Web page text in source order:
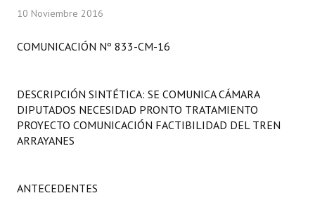
Comisiones Especiales
Programas
LEGISLACIÓN
10 Noviembre 2016
COMUNICACIÓN Nº 833-CM-16
DESCRIPCIÓN SINTÉTICA: SE COMUNICA CÁMARA
DIPUTADOS NECESIDAD PRONTO TRATAMIENTO
PROYECTO COMUNICACIÓN FACTIBILIDAD DEL TREN
ARRAYANES
ANTECEDENTES